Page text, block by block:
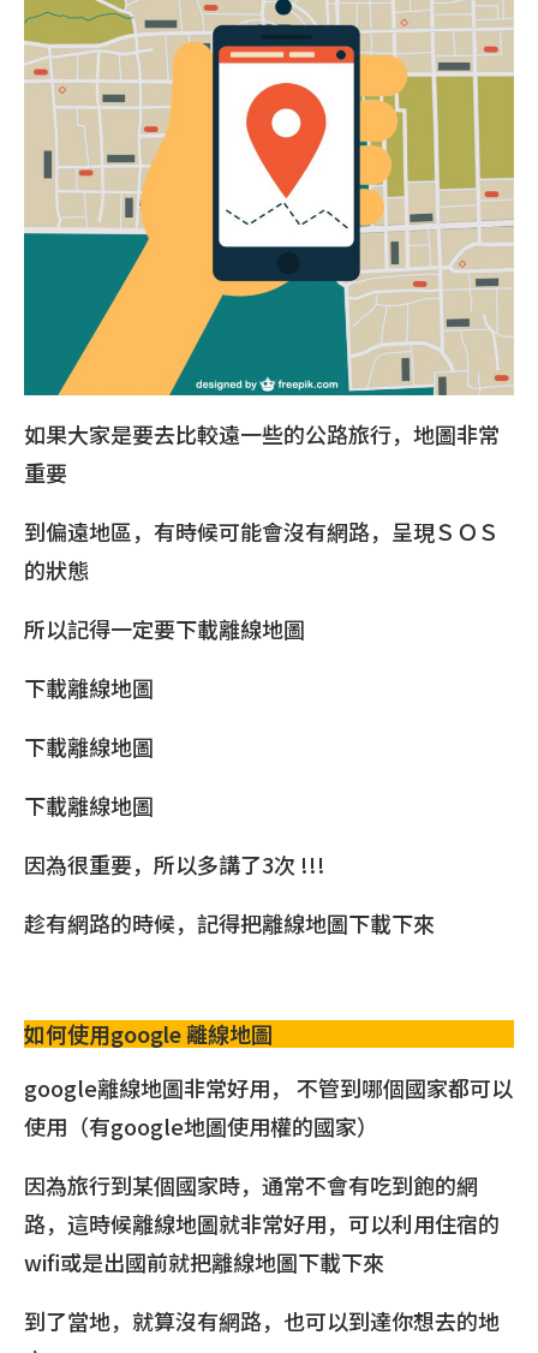
如果大家是要去比較遠一些的公路旅行，地圖非常
重要
到偏遠地區，有時候可能會沒有網路，呈現ＳＯＳ
的狀態
所以記得一定要下載離線地圖
下載離線地圖
下載離線地圖
下載離線地圖
因為很重要，所以多講了3次 !!!
趁有網路的時候，記得把離線地圖下載下來
如何使用google 離線地圖
google離線地圖非常好用， 不管到哪個國家都可以
使用（有google地圖使用權的國家）
因為旅行到某個國家時，通常不會有吃到飽的網
路，這時候離線地圖就非常好用，可以利用住宿的
wifi或是出國前就把離線地圖下載下來
到了當地，就算沒有網路，也可以到達你想去的地